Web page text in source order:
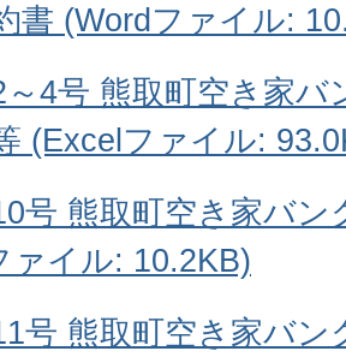
書 (Wordファイル:
4号 熊取町空き家バ
(Excelファイル:
号 熊取町空き家バン
ァイル: 10.2KB)
号 熊取町空き家バン